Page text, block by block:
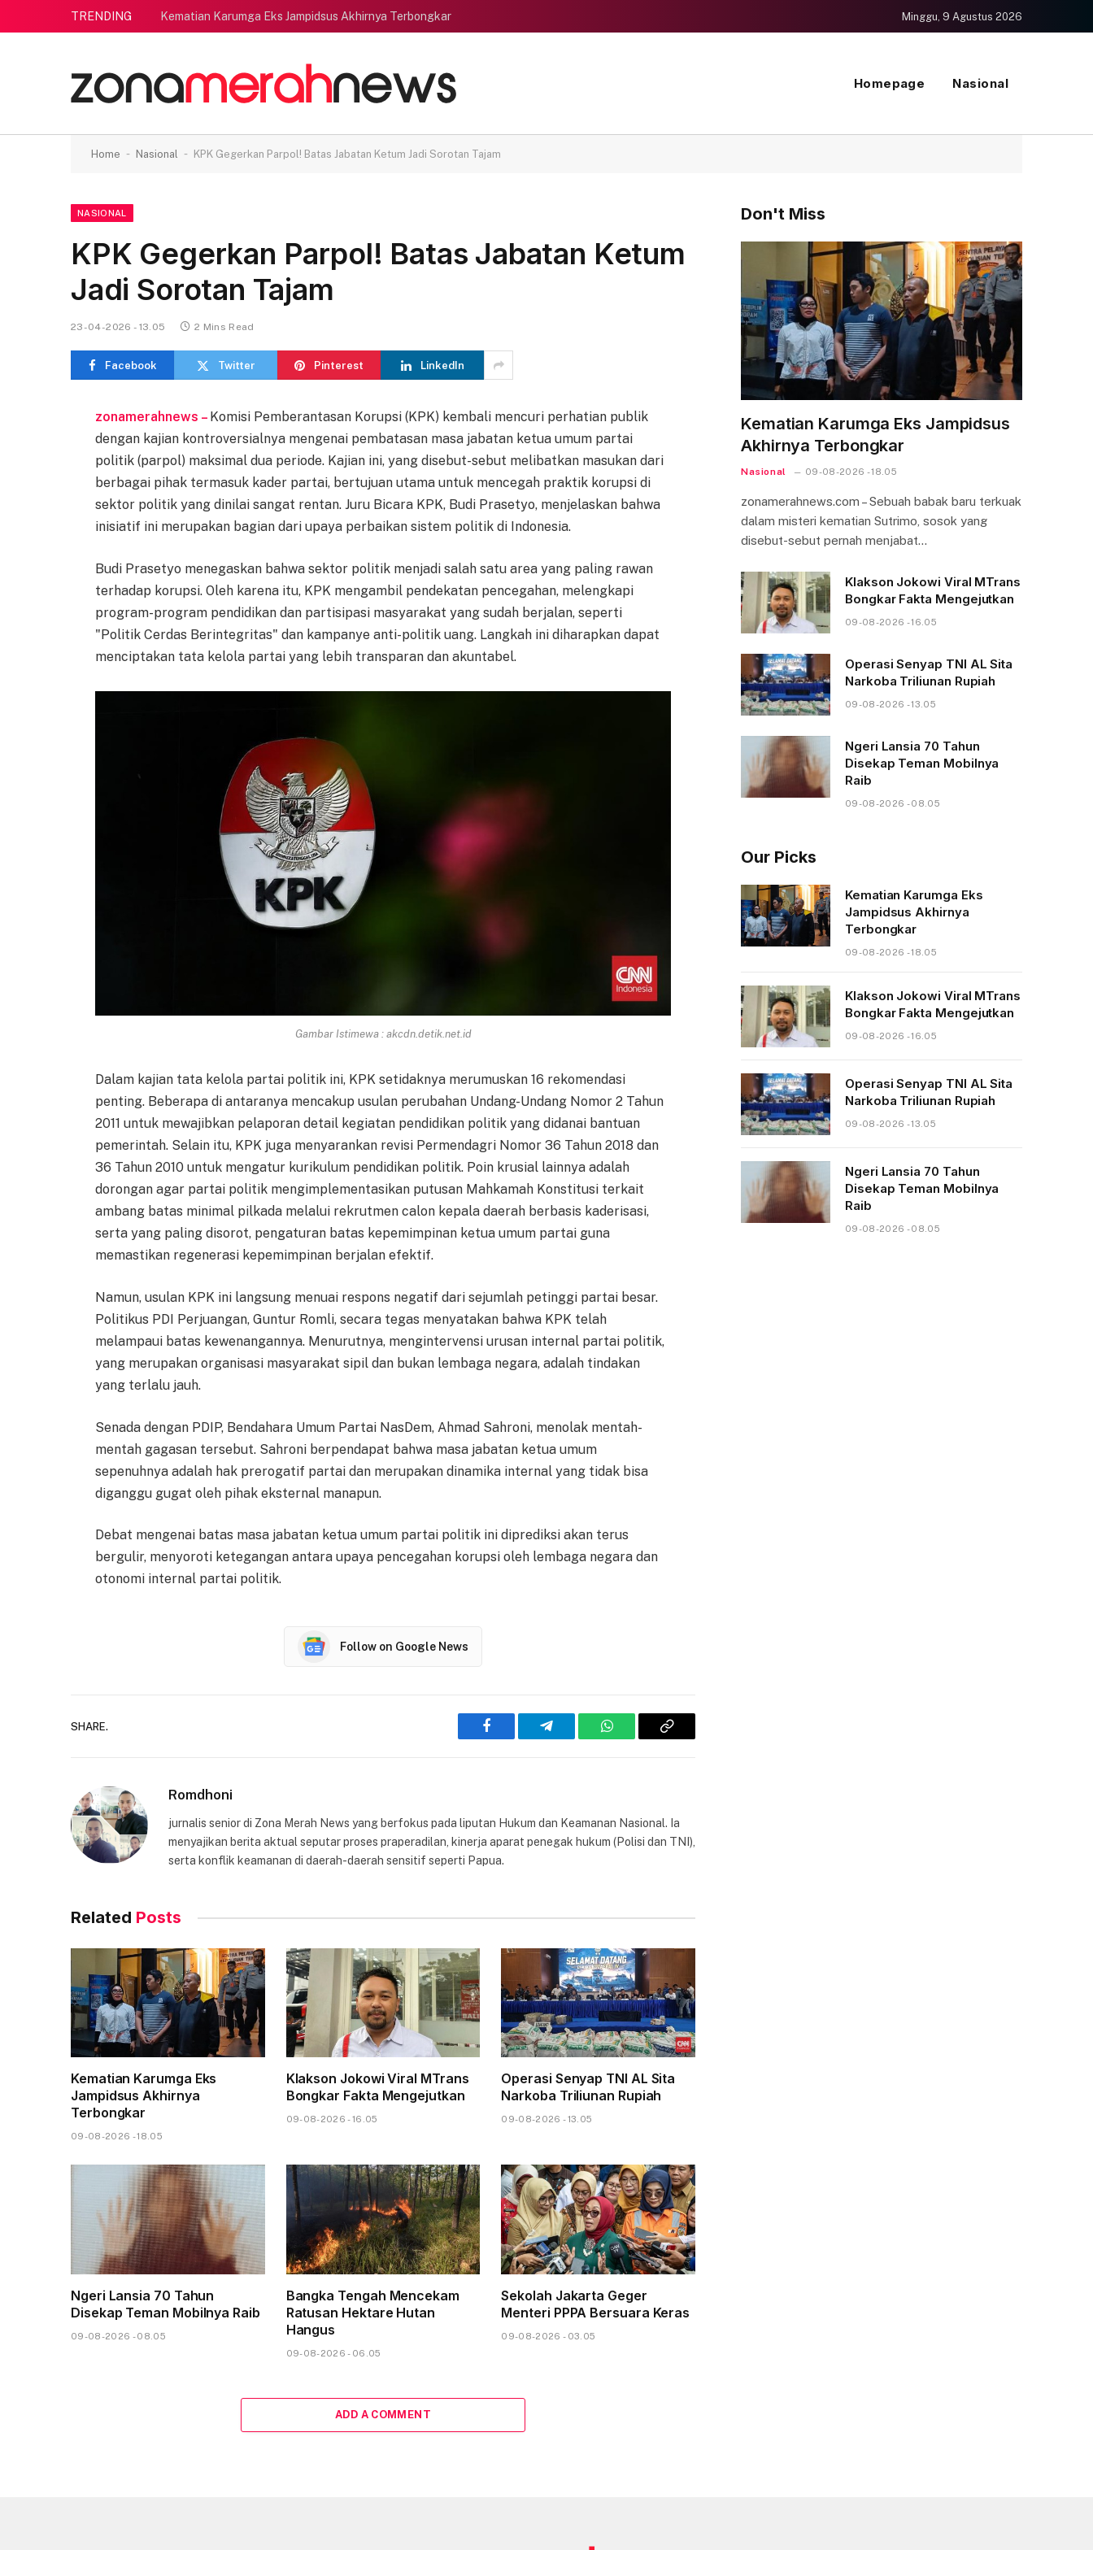
TRENDING Kematian Karumga Eks Jampidsus Akhirnya Terbongkar Minggu, 9 Agustus 2026
Homepage Nasional
Home - Nasional - KPK Gegerkan Parpol! Batas Jabatan Ketum Jadi Sorotan Tajam
NASIONAL
KPK Gegerkan Parpol! Batas Jabatan Ketum
Jadi Sorotan Tajam
23-04-2026 - 13.05 2 Mins Read
Facebook Twitter Pinterest LinkedIn
zonamerahnews – Komisi Pemberantasan Korupsi (KPK) kembali mencuri perhatian publik
dengan kajian kontroversialnya mengenai pembatasan masa jabatan ketua umum partai
politik (parpol) maksimal dua periode. Kajian ini, yang disebut-sebut melibatkan masukan dari
berbagai pihak termasuk kader partai, bertujuan utama untuk mencegah praktik korupsi di
sektor politik yang dinilai sangat rentan. Juru Bicara KPK, Budi Prasetyo, menjelaskan bahwa
inisiatif ini merupakan bagian dari upaya perbaikan sistem politik di Indonesia.
Budi Prasetyo menegaskan bahwa sektor politik menjadi salah satu area yang paling rawan
terhadap korupsi. Oleh karena itu, KPK mengambil pendekatan pencegahan, melengkapi
program-program pendidikan dan partisipasi masyarakat yang sudah berjalan, seperti
"Politik Cerdas Berintegritas" dan kampanye anti-politik uang. Langkah ini diharapkan dapat
menciptakan tata kelola partai yang lebih transparan dan akuntabel.
Gambar Istimewa : akcdn.detik.net.id
Dalam kajian tata kelola partai politik ini, KPK setidaknya merumuskan 16 rekomendasi
penting. Beberapa di antaranya mencakup usulan perubahan Undang-Undang Nomor 2 Tahun
2011 untuk mewajibkan pelaporan detail kegiatan pendidikan politik yang didanai bantuan
pemerintah. Selain itu, KPK juga menyarankan revisi Permendagri Nomor 36 Tahun 2018 dan
36 Tahun 2010 untuk mengatur kurikulum pendidikan politik. Poin krusial lainnya adalah
dorongan agar partai politik mengimplementasikan putusan Mahkamah Konstitusi terkait
ambang batas minimal pilkada melalui rekrutmen calon kepala daerah berbasis kaderisasi,
serta yang paling disorot, pengaturan batas kepemimpinan ketua umum partai guna
memastikan regenerasi kepemimpinan berjalan efektif.
Namun, usulan KPK ini langsung menuai respons negatif dari sejumlah petinggi partai besar.
Politikus PDI Perjuangan, Guntur Romli, secara tegas menyatakan bahwa KPK telah
melampaui batas kewenangannya. Menurutnya, mengintervensi urusan internal partai politik,
yang merupakan organisasi masyarakat sipil dan bukan lembaga negara, adalah tindakan
yang terlalu jauh.
Senada dengan PDIP, Bendahara Umum Partai NasDem, Ahmad Sahroni, menolak mentah-
mentah gagasan tersebut. Sahroni berpendapat bahwa masa jabatan ketua umum
sepenuhnya adalah hak prerogatif partai dan merupakan dinamika internal yang tidak bisa
diganggu gugat oleh pihak eksternal manapun.
Debat mengenai batas masa jabatan ketua umum partai politik ini diprediksi akan terus
bergulir, menyoroti ketegangan antara upaya pencegahan korupsi oleh lembaga negara dan
otonomi internal partai politik.
Follow on Google News
SHARE.
Facebook Telegram WhatsAppCopy
Romdhoni
jurnalis senior di Zona Merah News yang berfokus pada liputan Hukum dan Keamanan Nasional. Ia
menyajikan berita aktual seputar proses praperadilan, kinerja aparat penegak hukum (Polisi dan TNI),
serta konflik keamanan di daerah-daerah sensitif seperti Papua.
Related Posts
Kematian Karumga Eks
Jampidsus Akhirnya
Terbongkar
09-08-2026 - 18.05
Klakson Jokowi Viral MTrans
Bongkar Fakta Mengejutkan
09-08-2026 - 16.05
Operasi Senyap TNI AL Sita
Narkoba Triliunan Rupiah
09-08-2026 - 13.05
Ngeri Lansia 70 Tahun
Disekap Teman Mobilnya Raib
09-08-2026 - 08.05
Bangka Tengah Mencekam
Ratusan Hektare Hutan
Hangus
09-08-2026 - 06.05
Sekolah Jakarta Geger
Menteri PPPA Bersuara Keras
09-08-2026 - 03.05
ADD A COMMENT
Don't Miss
Kematian Karumga Eks Jampidsus
Akhirnya Terbongkar
Nasional 09-08-2026 - 18.05
zonamerahnews.com – Sebuah babak baru terkuak
dalam misteri kematian Sutrimo, sosok yang
disebut-sebut pernah menjabat…
Klakson Jokowi Viral MTrans
Bongkar Fakta Mengejutkan
09-08-2026 - 16.05
Operasi Senyap TNI AL Sita
Narkoba Triliunan Rupiah
09-08-2026 - 13.05
Ngeri Lansia 70 Tahun
Disekap Teman Mobilnya
Raib
09-08-2026 - 08.05
Our Picks
Kematian Karumga Eks
Jampidsus Akhirnya
Terbongkar
09-08-2026 - 18.05
Klakson Jokowi Viral MTrans
Bongkar Fakta Mengejutkan
09-08-2026 - 16.05
Operasi Senyap TNI AL Sita
Narkoba Triliunan Rupiah
09-08-2026 - 13.05
Ngeri Lansia 70 Tahun
Disekap Teman Mobilnya
Raib
09-08-2026 - 08.05